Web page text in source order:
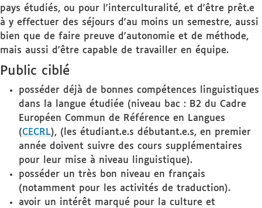
pays étudiés, ou pour l'interculturalité, et d'être prêt.e
à y effectuer des séjours d'au moins un semestre, aussi
bien que de faire preuve d'autonomie et de méthode,
mais aussi d'être capable de travailler en équipe.
Public ciblé
posséder déjà de bonnes compétences linguistiques
dans la langue étudiée (niveau bac : B2 du Cadre
Européen Commun de Référence en Langues
(CECRL), (les étudiant.e.s débutant.e.s, en premier
année doivent suivre des cours supplémentaires
pour leur mise à niveau linguistique).
posséder un très bon niveau en français
(notamment pour les activités de traduction).
avoir un intérêt marqué pour la culture et